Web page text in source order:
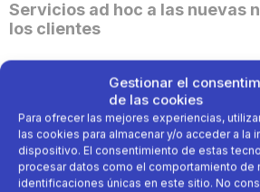
Gestionar el
de las cookies
Para ofrecer las mejores experiencias,
las cookies para almacenar y/o acceder a la
dispositivo. El consentimiento de estas
procesar datos como el comportamiento de
identificaciones únicas en este sitio. No
Servicios ad hoc a las nuevas
los clientes
de la compañía que también está
Decathlon Dos Hermanas para
clientes deportistas una
única con los últimos avances